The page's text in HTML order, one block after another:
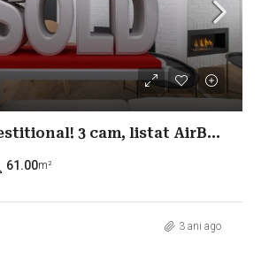
Pachet investitional! 3 cam, listat AirBnB! Chirie garantata!
61.00m²
3 ani ago